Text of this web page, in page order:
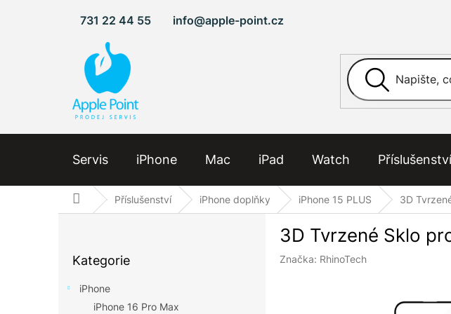
731 22 44 55 info@apple-point.cz
Servis iPhone Mac iPad Watch Příslušenství
Domů Příslušenství iPhone doplňky iPhone 15 PLUS 3D
kategorie
Kategorie
iPhone
iPhone 16 Pro Max
3D Tvrzené Sklo
Značka: RhinoTech